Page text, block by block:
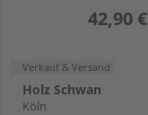
42,90 €
Verkauf & Versand
Holz Schwan
Köln